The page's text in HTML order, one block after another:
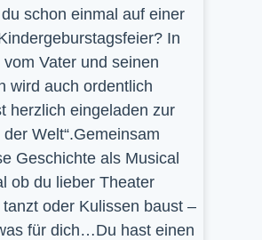
schon einmal auf einer
In
Vater und seinen
wird auch ordentlich
herzlich eingeladen zur
Welt“.Gemeinsam
Geschichte als Musical
ob du lieber Theater
oder Kulissen baust –
für dich…Du hast einen